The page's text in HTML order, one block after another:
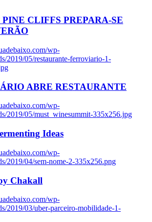
CLIFFS PREPARA-SE
wp-
2019/05/restaurante-ferroviario-1-
ABRE RESTAURANTE
wp-
2019/05/must_winesummit-335x256.jpg
Ideas
wp-
2019/04/sem-nome-2-335x256.png
Chakall
wp-
2019/03/uber-parceiro-mobilidade-1-